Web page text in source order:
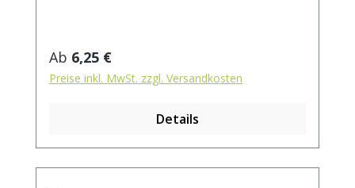
lange ziehen (5-6 Minuten). „Golden Nepal"
stammt aus zweiter Pflückung und hat
einen weichen, mild-blumigen Geschmack.
Wasser aufgiessen. Ziehzeit: ca. 3 min.
Regulärer Preis:
Ab 6,25 €
Preise inkl. MwSt. zzgl. Versandkosten
Details